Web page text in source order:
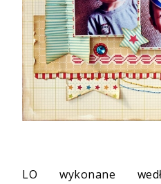
LO wykonane